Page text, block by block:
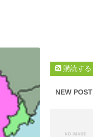
購読する
NEW POST